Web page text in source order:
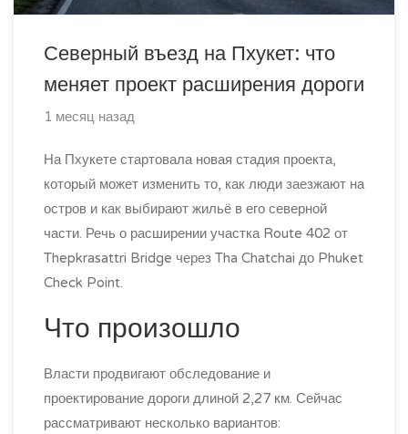
Северный въезд на Пхукет: что
меняет проект расширения дороги
1 месяц назад
На Пхукете стартовала новая стадия проекта,
который может изменить то, как люди заезжают на
остров и как выбирают жильё в его северной
части. Речь о расширении участка Route 402 от
Thepkrasattri Bridge через Tha Chatchai до Phuket
Check Point.
Что произошло
Власти продвигают обследование и
проектирование дороги длиной 2,27 км. Сейчас
рассматривают несколько вариантов: